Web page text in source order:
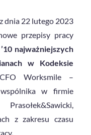
dnia 22 lutego 2023
przepisy pracy
’10 najważniejszych
w Kodeksie
Worksmile –
w firmie
z zakresu czasu